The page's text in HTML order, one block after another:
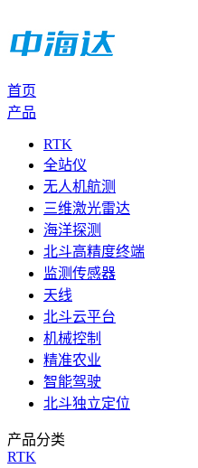
首页
产品
RTK
全站仪
无人机航测
三维激光雷达
海洋探测
北斗高精度终端
监测传感器
天线
北斗云平台
机械控制
精准农业
智能驾驶
北斗独立定位
产品分类
RTK